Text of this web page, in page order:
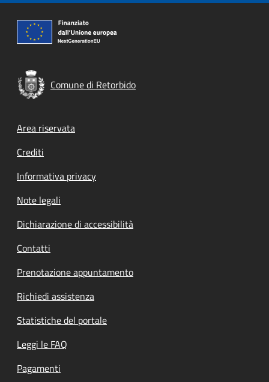
Comune di Retorbido
Footer menu
Area riservata
Crediti
Informativa privacy
Note legali
Dichiarazione di accessibilità
Contatti
Prenotazione appuntamento
Richiedi assistenza
Statistiche del portale
Leggi le FAQ
Pagamenti